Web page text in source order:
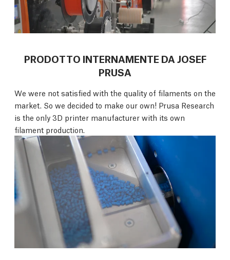
PRODOTTO INTERNAMENTE DA JOSEF
PRUSA
We were not satisfied with the quality of filaments on the
market. So we decided to make our own! Prusa Research
is the only 3D printer manufacturer with its own
filament production.